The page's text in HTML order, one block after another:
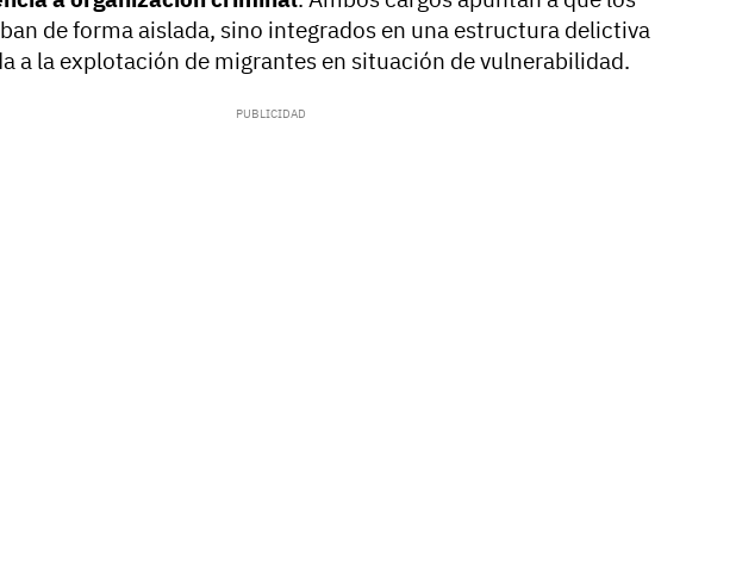
de forma aislada, sino integrados en una estructura delictiva
a la explotación de migrantes en situación de vulnerabilidad.